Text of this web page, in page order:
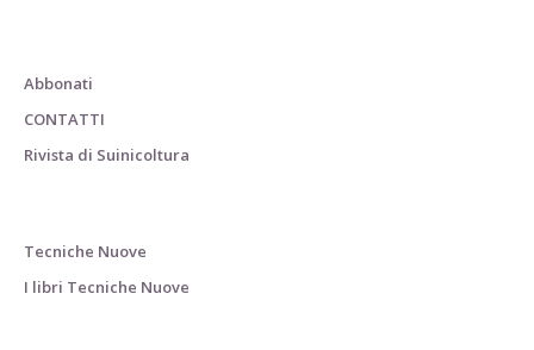
Abbonati
CONTATTI
Rivista di Suinicoltura
Tecniche Nuove
I libri Tecniche Nuove